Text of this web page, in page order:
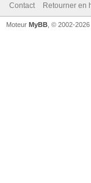
Contact Retourner en
Moteur MyBB , © 2002-2026